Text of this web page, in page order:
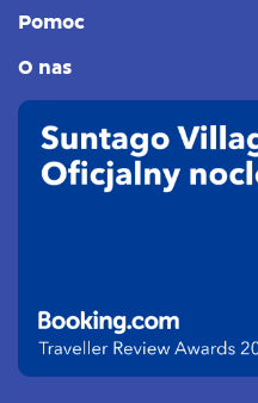
Pomoc
O nas